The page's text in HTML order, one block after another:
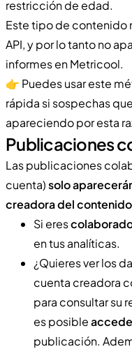
restricción de edad.
Este tipo de contenido
API, y por lo tanto no
informes en Metricool.
👉 Puedes usar este
rápida si sospechas
apareciendo por esta
Publicaciones
Las publicaciones
cuenta)solo
creadora del contenido
Si eres
en tus analíticas.
¿Quieres ver los
cuenta creadora
para consultar su
es posible
publicación.